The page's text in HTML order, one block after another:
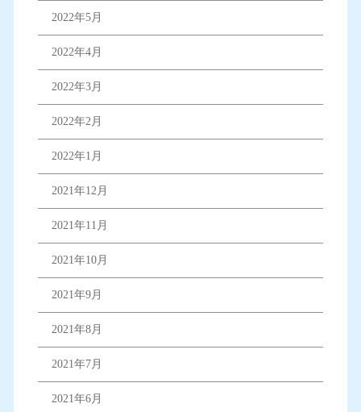
2022年5月
2022年4月
2022年3月
2022年2月
2022年1月
2021年12月
2021年11月
2021年10月
2021年9月
2021年8月
2021年7月
2021年6月